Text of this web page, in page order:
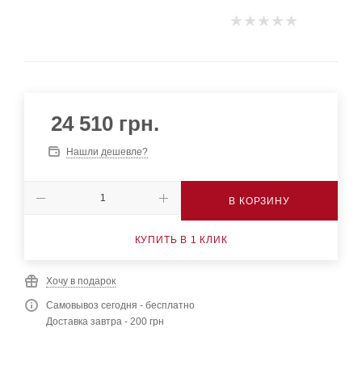
24 510 грн.
Нашли дешевле?
В КОРЗИНУ
КУПИТЬ В 1 КЛИК
Хочу в подарок
Самовывоз сегодня - бесплатно
Доставка завтра - 200 грн